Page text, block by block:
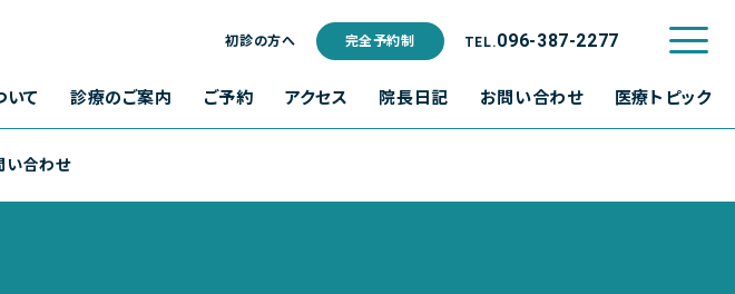
いて 診療のご案内 ご予約 アクセス 院長日記 お問い合わせ
メールフォーム
医療トピック
初診の方へ 完全予約制 TEL.096-387-2277
ご利用規約
い合わせ